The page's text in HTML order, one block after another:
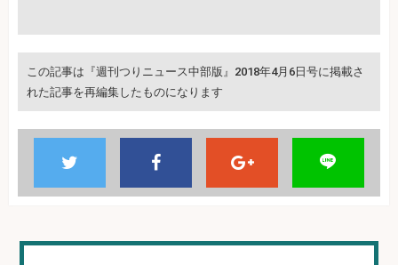
この記事は『週刊つりニュース中部版』2018年4月6日号に掲載さ
れた記事を再編集したものになります